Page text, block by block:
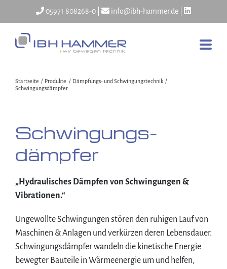
content
05971 808268-0 info@ibh-hammer.de
Startseite Produkte
Dämpfungs- und Schwingungstechnik
Schwingungsdämpfer
Schwingungs­
dämpfer
„Hydraulisches Dämpfen von Schwingungen &
Vibrationen.“
Ungewollte Schwingungen stören den ruhigen Lauf von
Maschinen & Anlagen und verkürzen deren Lebensdauer.
Schwingungsdämpfer wandeln die kinetische Energie
bewegter Bauteile in Wärmeenergie um und helfen,